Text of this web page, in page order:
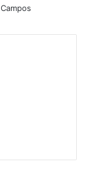
Campos